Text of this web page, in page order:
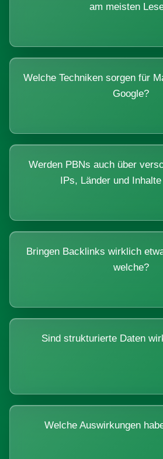
am meisten
Welche Techniken sorgen für
Google?
Werden PBNs auch über
IPs, Länder und
Bringen Backlinks wirklich
welche?
Sind strukturierte Daten
Welche Auswirkungen